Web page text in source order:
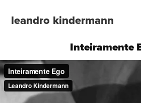
leandro kindermann
Inteiramente